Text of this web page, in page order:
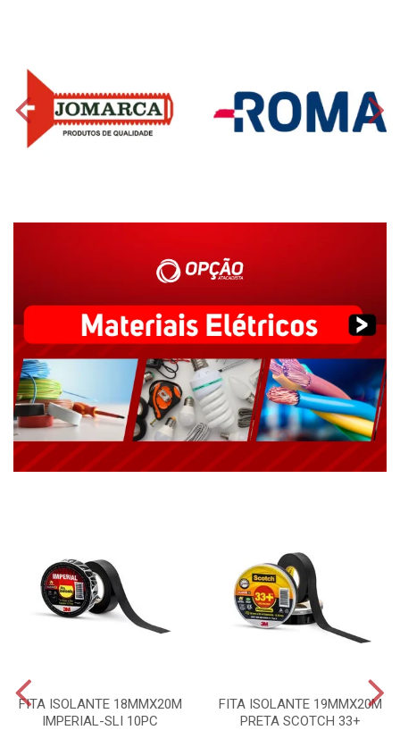
FITA ISOLANTE 18MMX20M
IMPERIAL-SLI 10PC
FITA ISOLANTE 19MMX20M
PRETA SCOTCH 33+